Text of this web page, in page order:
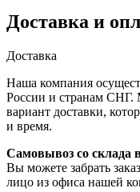
Доставка и
Доставка
Наша компания
России и странам
вариант доставки,
и время.
Самовывоз со склада
Вы можете забрать
лицо из офиса нашей